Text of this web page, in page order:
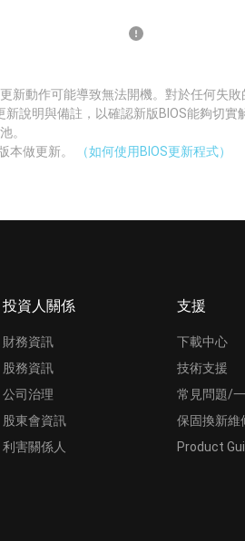
新動作可能導致無法開機。對於任何失敗
說明與備註，以確認新版BIOS能夠切實
。
本做更新。
（如何使用BIOS更新程式）
投資人關係
財務資訊
股務資訊
公司治理
股東會資訊
利害關係人
支援
下載中心
技術支援
常見問題/
保固換新維
Product